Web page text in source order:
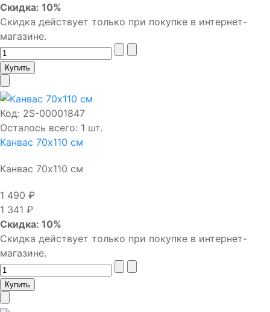
Скидка: 10%
Скидка действует только при покупке в интернет-
магазине.
Код: 2S-00001847
Осталось всего: 1 шт.
Канвас 70х110 см
Канвас 70х110 см
1 490 ₽
1 341 ₽
Скидка: 10%
Скидка действует только при покупке в интернет-
магазине.